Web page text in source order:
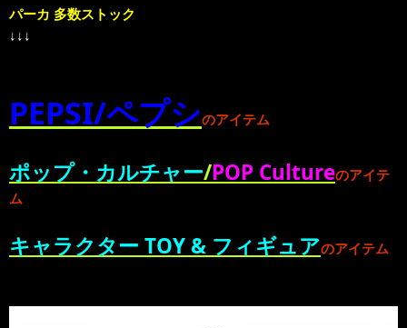
パーカ 多数ストック
↓↓↓
PEPSI/ペプシのアイテム
ポップ・カルチャー/POP Cultureのアイテ
ム
キャラクター TOY & フィギュアのアイテム